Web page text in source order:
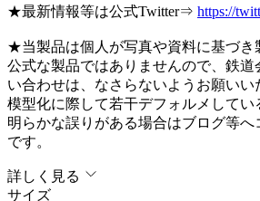
★最新情報等は公式Twitter⇒ https://
★当製品は個人が写真や資料に基づき
公式な製品ではありませんので、鉄道
い合わせは、なさらないようお願いい
模型化に際して若干デフォルメしてい
明らかな誤りがある場合はブログ等
です。
詳しく見る
サイズ